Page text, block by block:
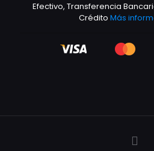
Efectivo, Transferencia
CréditoMás